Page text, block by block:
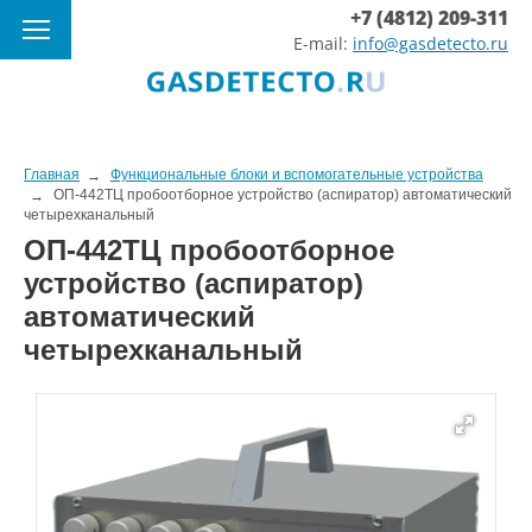
+7 (4812) 209-311
E-mail: info@gasdetecto.ru
Главная
Функциональные блоки и вспомогательные устройства
ОП-442ТЦ пробоотборное устройство (аспиратор) автоматический
четырехканальный
ОП-442ТЦ пробоотборное
устройство (аспиратор)
автоматический
четырехканальный